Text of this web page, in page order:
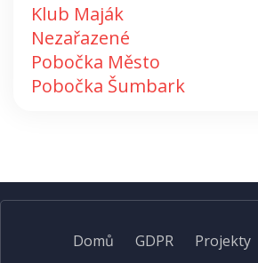
Klub Maják
Nezařazené
Pobočka Město
Pobočka Šumbark
Domů GDPR Projekty